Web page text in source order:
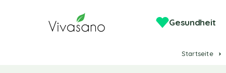
Gesundheit
Startseite